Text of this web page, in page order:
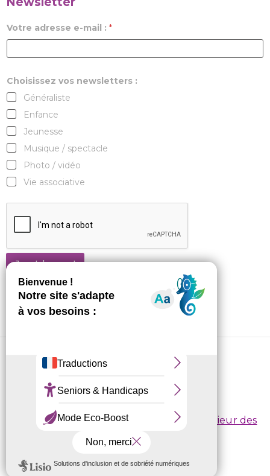
Votre adresse e-mail : *
Choisissez vos newsletters :
Généraliste
Enfance
Jeunesse
Musique / spectacle
Photo / vidéo
Vie associative
Je m'abonne !
Conditions d’inscription/
Règlement intérieur des
centres